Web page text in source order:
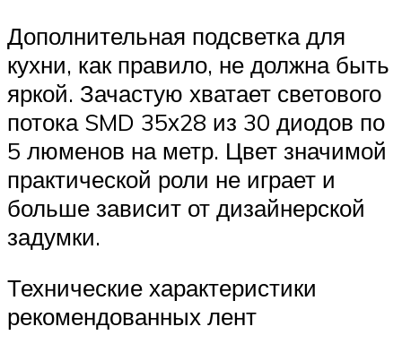
Дополнительная подсветка для
кухни, как правило, не должна быть
яркой. Зачастую хватает светового
потока SMD 35х28 из 30 диодов по
5 люменов на метр. Цвет значимой
практической роли не играет и
больше зависит от дизайнерской
задумки.
Технические характеристики
рекомендованных лент